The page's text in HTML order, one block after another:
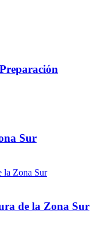
Sur
de la Zona Sur